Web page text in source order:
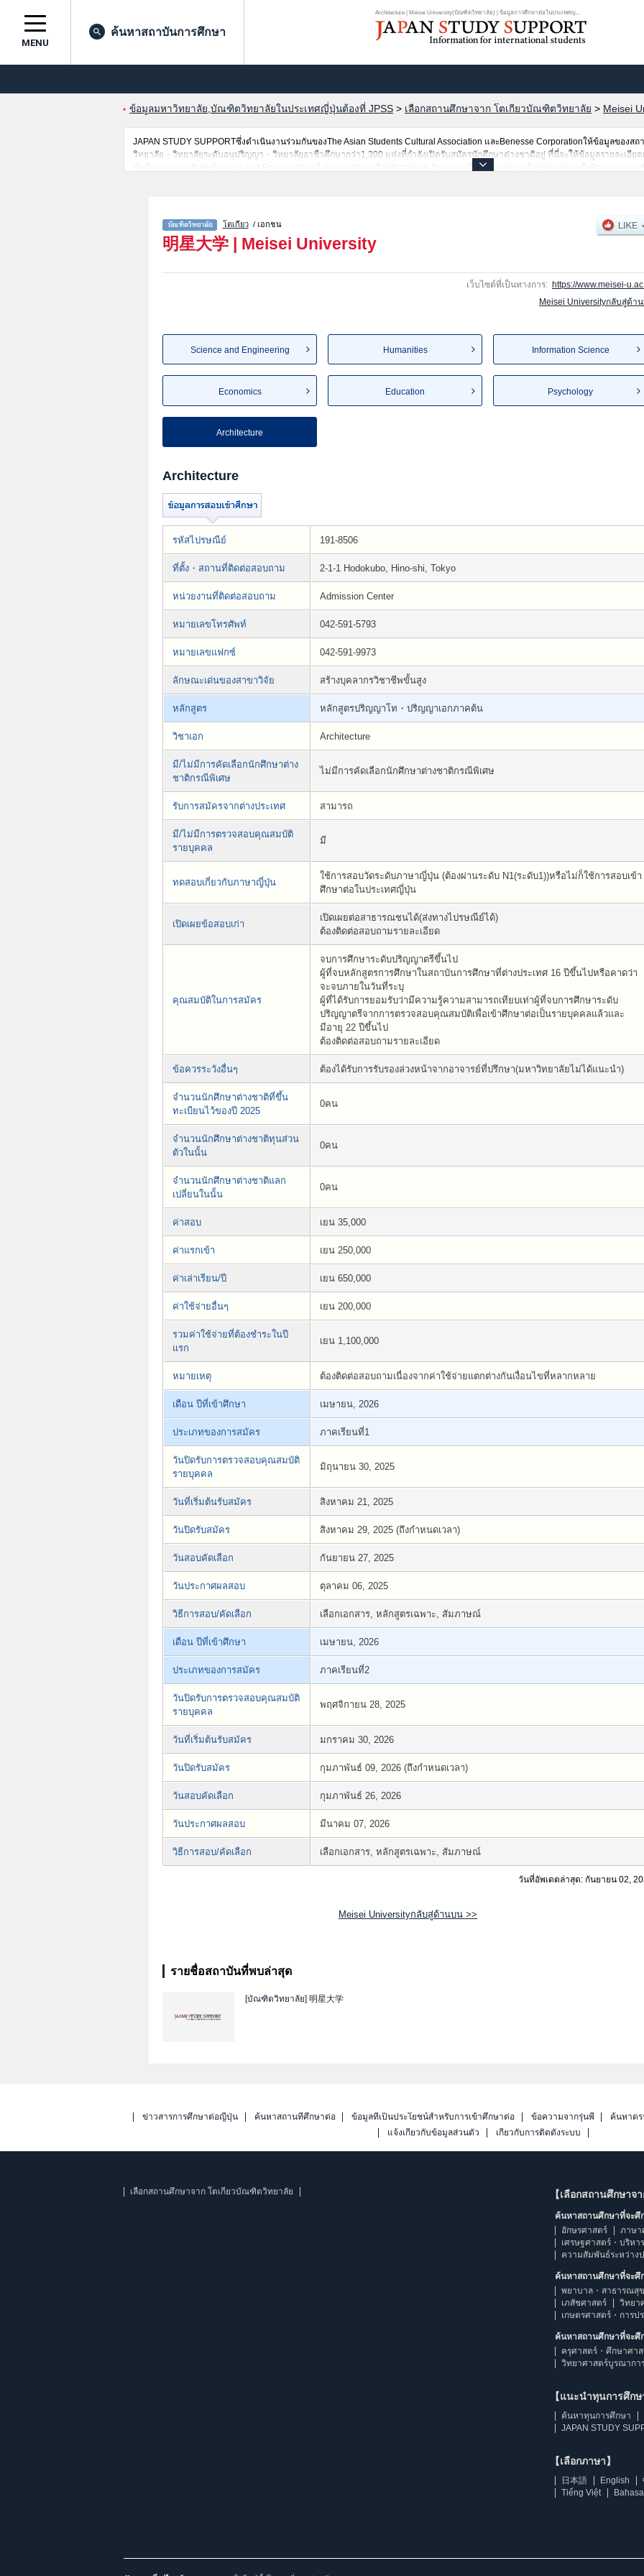
Architecture | Meisei University(บัณฑิตวิทยาลัย) | ข้อมูลการศึกษาต่อในประเทศญ...
MENU
ค้นหาสถาบันการศึกษา
ข้อมูลมหาวิทยาลัย,บัณฑิตวิทยาลัยในประเทศญี่ปุ่นต้องที่ JPSS > เลือกสถานศึกษาจาก โตเกียวบัณฑิตวิทยาลัย > Meisei
JAPAN STUDY SUPPORTซึ่งดำเนินงานร่วมกันของThe Asian Students Cultural Association และBenesse Corporationให้ข้อมูลขอ
วิทยาลัย・วิทยาลัยระดับอนุปริญญา・วิทยาลัยอาชีวศึกษากว่า1,300 แห่งที่กำลังเปิดรับสมัครนักศึกษาต่างชาติอยู่ ที่นี่จะให้ข้อมูลรายละเอียด
นักศึกษาต่างชาติเช่นScience and EngineeringหรือHumanitiesหรือInformation ScienceหรือEconomicsหรือEducationหรือ
โตเกียว/ เอกชน
明星大学 | Meisei University
เว็บไซต์ที่เป็นทางการ: https://www.meisei-
Meisei Universityกลับสู่ด้า
Science and Engineering Humanities Information Science
Economics Education Psychology
Architecture
Architecture
รหัสไปรษณีย์ 191-8506
ที่ตั้ง・สถานที่ติดต่อสอบถาม 2-1-1 Hodokubo, Hino-shi, Tokyo
หน่วยงานที่ติดต่อสอบถาม Admission Center
หมายเลขโทรศัพท์ 042-591-5793
หมายเลขแฟกซ์ 042-591-9973
ลักษณะเด่นของสาขาวิจัย สร้างบุคลากรวิชาชีพขั้นสูง
หลักสูตร หลักสูตรปริญญาโท・ปริญญาเอกภาคต้น
วิชาเอก Architecture
มี/ไม่มีการคัดเลือกนักศึกษาต่าง
ชาติกรณีพิเศษ
ไม่มีการคัดเลือกนักศึกษาต่างชาติกรณีพิเศษ
รับการสมัครจากต่างประเทศ สามารถ
มี/ไม่มีการตรวจสอบคุณสมบัติ
รายบุคคล
มี
ทดสอบเกี่ยวกับภาษาญี่ปุ่น
ใช้การสอบวัดระดับภาษาญี่ปุ่น (ต้องผ่านระดับ N1(ระดับ1))หรือไม่ก็ใช้การสอบเข้า
ศึกษาต่อในประเทศญี่ปุ่น
เปิดเผยข้อสอบเก่า
เปิดเผยต่อสาธารณชนได้(ส่งทางไปรษณีย์ได้)
ต้องติดต่อสอบถามรายละเอียด
คุณสมบัติในการสมัคร
จบการศึกษาระดับปริญญาตรีขึ้นไป
ผู้ที่จบหลักสูตรการศึกษาในสถาบันการศึกษาที่ต่างประเทศ 16 ปีขึ้นไปหรือคาดว่า
จะจบภายในวันที่ระบุ
ผู้ที่ได้รับการยอมรับว่ามีความรู้ความสามารถเทียบเท่าผู้ที่จบการศึกษาระดับ
ปริญญาตรีจากการตรวจสอบคุณสมบัติเพื่อเข้าศึกษาต่อเป็นรายบุคคลแล้วและ
มีอายุ 22 ปีขึ้นไป
ต้องติดต่อสอบถามรายละเอียด
ข้อควรระวังอื่นๆ ต้องได้รับการรับรองล่วงหน้าจากอาจารย์ที่ปรึกษา(มหาวิทยาลัยไม่ได้แนะนำ)
จำนวนนักศึกษาต่างชาติที่ขึ้น
ทะเบียนไว้ของปี 2025
0คน
จำนวนนักศึกษาต่างชาติทุนส่วน
ตัวในนั้น
0คน
จำนวนนักศึกษาต่างชาติแลก
เปลี่ยนในนั้น
0คน
ค่าสอบ เยน 35,000
ค่าแรกเข้า เยน 250,000
ค่าเล่าเรียน/ปี เยน 650,000
ค่าใช้จ่ายอื่นๆ เยน 200,000
รวมค่าใช้จ่ายที่ต้องชำระในปี
แรก
เยน 1,100,000
หมายเหตุ ต้องติดต่อสอบถามเนื่องจากค่าใช้จ่ายแตกต่างกันเงื่อนไขที่หลากหลาย
เดือน ปีที่เข้าศึกษา เมษายน, 2026
ประเภทของการสมัคร ภาคเรียนที่1
วันปิดรับการตรวจสอบคุณสมบัติ
รายบุคคล
มิถุนายน 30, 2025
วันที่เริ่มต้นรับสมัคร สิงหาคม 21, 2025
วันปิดรับสมัคร สิงหาคม 29, 2025 (ถึงกำหนดเวลา)
วันสอบคัดเลือก กันยายน 27, 2025
วันประกาศผลสอบ ตุลาคม 06, 2025
วิธีการสอบ/คัดเลือก เลือกเอกสาร, หลักสูตรเฉพาะ, สัมภาษณ์
เดือน ปีที่เข้าศึกษา เมษายน, 2026
ประเภทของการสมัคร ภาคเรียนที่2
วันปิดรับการตรวจสอบคุณสมบัติ
รายบุคคล
พฤศจิกายน 28, 2025
วันที่เริ่มต้นรับสมัคร มกราคม 30, 2026
วันปิดรับสมัคร กุมภาพันธ์ 09, 2026 (ถึงกำหนดเวลา)
วันสอบคัดเลือก กุมภาพันธ์ 26, 2026
วันประกาศผลสอบ มีนาคม 07, 2026
วิธีการสอบ/คัดเลือก เลือกเอกสาร, หลักสูตรเฉพาะ, สัมภาษณ์
วันที่อัพเดตล่าสุด: กันยายน 02,
Meisei Universityกลับสู่ด้านบน >>
รายชื่อสถาบันที่พบล่าสุด
[บัณฑิตวิทยาลัย] 明星大学
ข่าวสารการศึกษาต่อญี่ปุ่น ค้นหาสถานที่ศึกษาต่อ ข้อมูลที่เป็นประโยชน์สำหรับการเข้าศึกษาต่อ ข้อความจากรุ่นพี่
ค้นหาด
แจ้งเกี่ยวกับข้อมูลส่วนตัว
เกี่ยวกับการติดตั้งระบบ
เลือกสถานศึกษาจาก โตเกียวบัณฑิตวิทยาลัย 【เลือกสถานศึกษาจ
ค้นหาสถานศึกษาที่จะศึ
อักษรศาสตร์
ภาษา
เศรษฐศาสตร์・บริห
ความสัมพันธ์ระหว่าง
ค้นหาสถานศึกษาที่จะศึ
พยาบาล・สาธารณสุ
เภสัชศาสตร์
วิทยา
เกษตรศาสตร์・การป
ค้นหาสถานศึกษาที่จะศึ
ครุศาสตร์・ศึกษาศา
วิทยาศาสตร์บูรณากา
【แนะนำทุนการศึกษ
ค้นหาทุนการศึกษา
JAPAN STUDY
【เลือกภาษา】
日本語 English
Tiếng Việt